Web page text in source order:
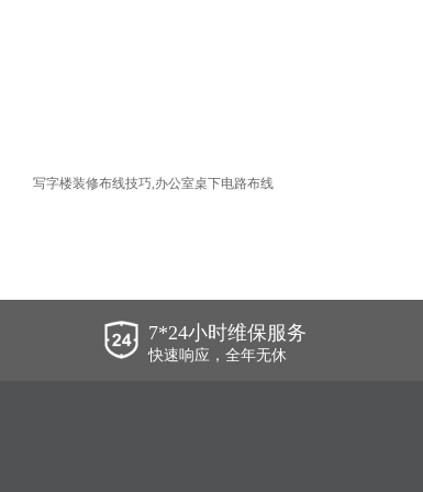
写字楼装修布线技巧,办公室桌下电路布线
7*24小时维保服务
快速响应，全年无休